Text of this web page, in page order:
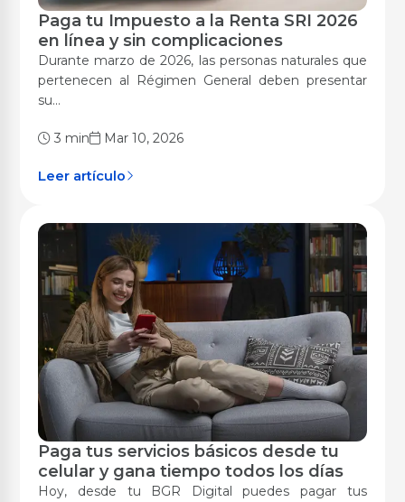
Digitalización
Paga tu Impuesto a la Renta SRI 2026
en línea y sin complicaciones
Durante marzo de 2026, las personas naturales que
pertenecen al Régimen General deben presentar
su...
3 min Mar 10, 2026
Leer artículo
Digitalización
Paga tus servicios básicos desde tu
celular y gana tiempo todos los días
Hoy, desde tu BGR Digital puedes pagar tus